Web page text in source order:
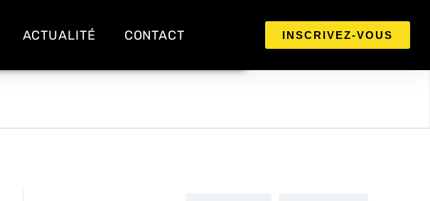
ACTUALITÉ CONTACT INSCRIVEZ-VOUS